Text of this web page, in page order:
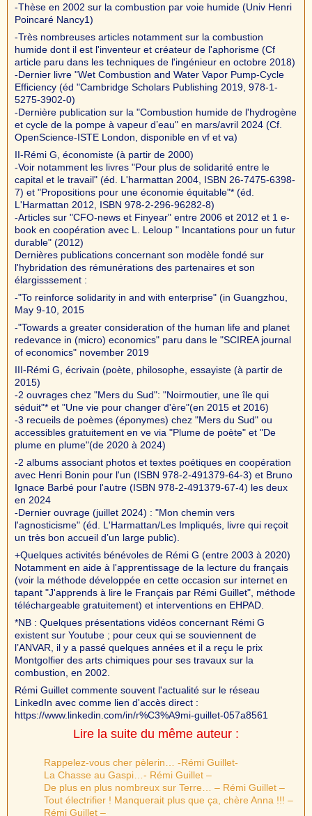
-Thèse en 2002 sur la combustion par voie humide (Univ Henri
Poincaré Nancy1)
-Très nombreuses articles notamment sur la combustion
humide dont il est l'inventeur et créateur de l'aphorisme (Cf
article paru dans les techniques de l'ingénieur en octobre 2018)
-Dernier livre "Wet Combustion and Water Vapor Pump-Cycle
Efficiency (éd "Cambridge Scholars Publishing 2019, 978-1-
5275-3902-0)
-Dernière publication sur la "Combustion humide de l'hydrogène
et cycle de la pompe à vapeur d’eau" en mars/avril 2024 (Cf.
OpenScience-ISTE London, disponible en vf et va)
II-Rémi G, économiste (à partir de 2000)
-Voir notamment les livres "Pour plus de solidarité entre le
capital et le travail" (éd. L'harmattan 2004, ISBN 26-7475-6398-
7) et "Propositions pour une économie équitable"* (éd.
L'Harmattan 2012, ISBN 978-2-296-96282-8)
-Articles sur "CFO-news et Finyear" entre 2006 et 2012 et 1 e-
book en coopération avec L. Leloup " Incantations pour un futur
durable" (2012)
Dernières publications concernant son modèle fondé sur
l'hybridation des rémunérations des partenaires et son
élargisssement :
-"To reinforce solidarity in and with enterprise" (in Guangzhou,
May 9-10, 2015
-"Towards a greater consideration of the human life and planet
redevance in (micro) economics" paru dans le "SCIREA journal
of economics" november 2019
III-Rémi G, écrivain (poète, philosophe, essayiste (à partir de
2015)
-2 ouvrages chez "Mers du Sud": "Noirmoutier, une île qui
séduit"* et "Une vie pour changer d'ère"(en 2015 et 2016)
-3 recueils de poèmes (éponymes) chez "Mers du Sud" ou
accessibles gratuitement en ve via "Plume de poète" et "De
plume en plume"(de 2020 à 2024)
-2 albums associant photos et textes poétiques en coopération
avec Henri Bonin pour l'un (ISBN 978-2-491379-64-3) et Bruno
Ignace Barbé pour l'autre (ISBN 978-2-491379-67-4) les deux
en 2024
-Dernier ouvrage (juillet 2024) : "Mon chemin vers
l'agnosticisme" (éd. L'Harmattan/Les Impliqués, livre qui reçoit
un très bon accueil d’un large public).
+Quelques activités bénévoles de Rémi G (entre 2003 à 2020)
Notamment en aide à l'apprentissage de la lecture du français
(voir la méthode développée en cette occasion sur internet en
tapant "J'apprends à lire le Français par Rémi Guillet", méthode
téléchargeable gratuitement) et interventions en EHPAD.
*NB : Quelques présentations vidéos concernant Rémi G
existent sur Youtube ; pour ceux qui se souviennent de
l’ANVAR, il y a passé quelques années et il a reçu le prix
Montgolfier des arts chimiques pour ses travaux sur la
combustion, en 2002.
Rémi Guillet commente souvent l'actualité sur le réseau
LinkedIn avec comme lien d'accès direct :
https://www.linkedin.com/in/r%C3%A9mi-guillet-057a8561
Lire la suite du même auteur :
Rappelez-vous cher pèlerin… -Rémi Guillet-
La Chasse au Gaspi…- Rémi Guillet –
De plus en plus nombreux sur Terre… – Rémi Guillet –
Tout électrifier ! Manquerait plus que ça, chère Anna !!! –
Rémi Guillet –